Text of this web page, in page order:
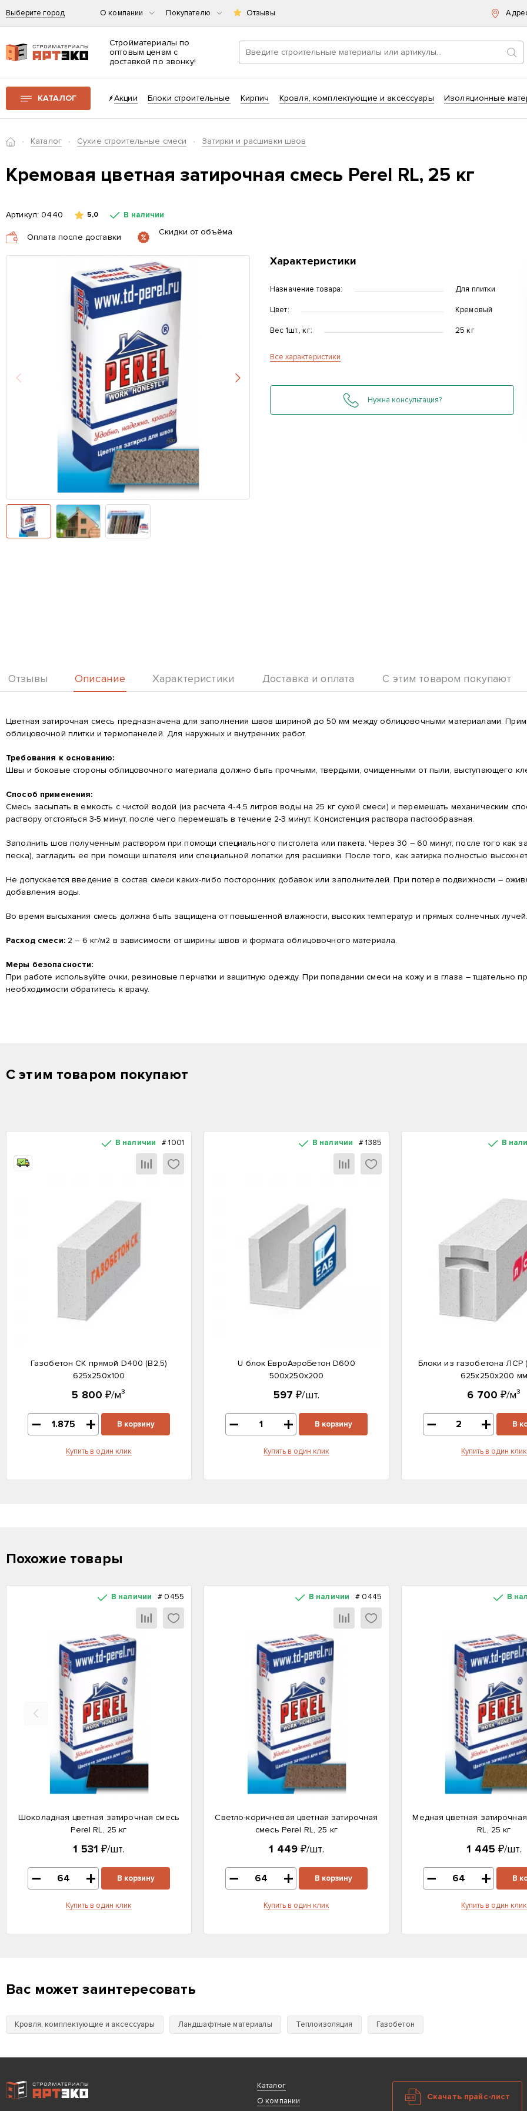
Выберите город О компании Покупателю Отзывы
Интернет-магазин строительных материалов «АРТЭКО»
Стройматериалы по
оптовым ценам с
доставкой по звонку!
КАТАЛОГ Акции Блоки строительные Кирпич Кровля, комплектующие и аксессуары Изоляционные
ГлавнаяКаталог Сухие строительные смеси Затирки и расшивки швов
Кремовая цветная затирочная смесь Perel RL, 25 кг
Артикул:0440 5,0 В наличии
Оплата после доставки
Скидки от объёма
Назад Вперед
Характеристики
Назначение товара: Для плитки
Цвет: Кремовый
Вес 1шт., кг: 25 кг
Все характеристики
Нужна консультация?
Отзывы Описание Характеристики Доставка и оплата С этим товаром покупают
Описание
Цветная затирочная смесь предназначена для заполнения швов шириной до 50 мм между облицовочными материалами.
облицовочной плитки и термопанелей. Для наружных и внутренних работ.
Требования к основанию:
Швы и боковые стороны облицовочного материала должно быть прочными, твердыми, очищенными от пыли, выступающего
Способ применения:
Смесь засыпать в емкость с чистой водой (из расчета 4-4,5 литров воды на 25 кг сухой смеси) и перемешать механическим
раствору отстояться 3-5 минут, после чего перемешать в течение 2-3 минут. Консистенция раствора пастообразная.
Заполнить шов полученным раствором при помощи специального пистолета или пакета. Через 30 – 60 минут, после того как
песка), загладить ее при помощи шпателя или специальной лопатки для расшивки. После того, как затирка полностью
Не допускается введение в состав смеси каких-либо посторонних добавок или заполнителей. При потере подвижности –
добавления воды.
Во время высыхания смесь должна быть защищена от повышенной влажности, высоких температур и прямых солнечных лучей.
Расход смеси: 2 – 6 кг/м2 в зависимости от ширины швов и формата облицовочного материала.
Меры безопасности:
При работе используйте очки, резиновые перчатки и защитную одежду. При попадании смеси на кожу и в глаза – тщательно
необходимости обратитесь к врачу.
С этим товаром покупают
В наличии #1001
Газобетон СК прямой D400 (B2,5)
625x250x100
5 800 ₽/м³
В корзину
Купить в один клик
В наличии #1385
U блок ЕвроАэроБетон D600
500х250х200
597 ₽/шт.
В корзину
Купить в один клик
В
Блоки из газобетона ЛСР
625х250х200 мм
6 700 ₽/м³
В
Купить в один клик
Похожие товары
В наличии # 0455
Шоколадная цветная затирочная смесь
Perel RL, 25 кг
1 531 ₽/шт.
В корзину
Купить в один клик
В наличии # 0445
Светло-коричневая цветная затирочная
смесь Perel RL, 25 кг
1 449 ₽/шт.
В корзину
Купить в один клик
В
Медная цветная
RL, 25 кг
1 445 ₽/шт.
В
Купить в один клик
Назад
Вас может заинтересовать
Кровля, комплектующие и аксессуары Ландшафтные материалы Теплоизоляция Газобетон
Интернет-магазин строительных материалов «АРТЭКО»
Каталог
О компании
Скачать прайс-лист